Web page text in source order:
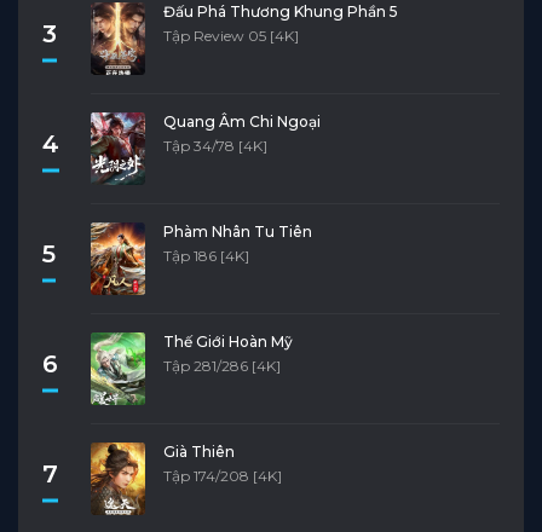
3
Đấu Phá Thương Khung Phần 5
Tập Review 05 [4K]
4
Quang Âm Chi Ngoại
Tập 34/78 [4K]
5
Phàm Nhân Tu Tiên
Tập 186 [4K]
6
Thế Giới Hoàn Mỹ
Tập 281/286 [4K]
7
Già Thiên
Tập 174/208 [4K]